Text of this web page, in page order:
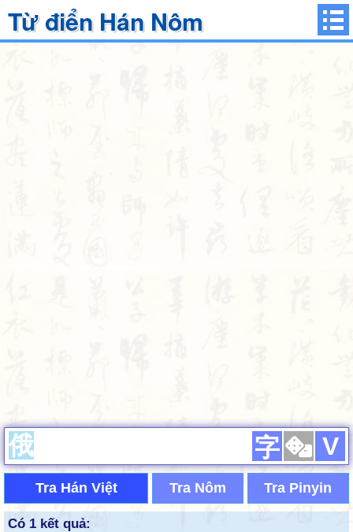
Từ điển Hán Nôm
字 V
Tra Hán Việt Tra Nôm Tra Pinyin
Có 1 kết quả: